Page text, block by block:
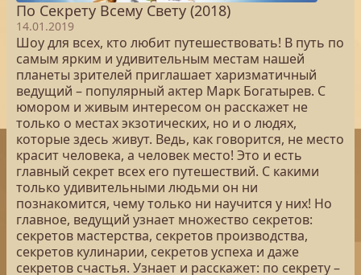
По Секрету Всему Свету (2018)
14.01.2019
Шоу для всех, кто любит путешествовать! В путь по
самым ярким и удивительным местам нашей
планеты зрителей приглашает харизматичный
ведущий – популярный актер Марк Богатырев. С
юмором и живым интересом он расскажет не
только о местах экзотических, но и о людях,
которые здесь живут. Ведь, как говорится, не место
красит человека, а человек место! Это и есть
главный секрет всех его путешествий. С какими
только удивительными людьми он ни
познакомится, чему только ни научится у них! Но
главное, ведущий узнает множество секретов:
секретов мастерства, секретов производства,
секретов кулинарии, секретов успеха и даже
секретов счастья. Узнает и расскажет: по секрету –